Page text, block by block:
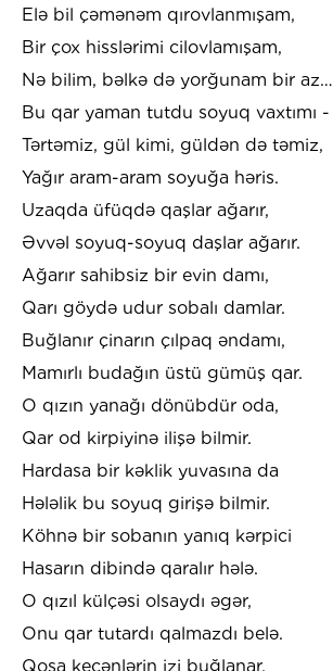
Elə bil çəmənəm qırovlanmışam,
Bir çox hisslərimi cilovlamışam,
Nə bilim, bəlkə də yorğunam bir az…
Bu qar yaman tutdu soyuq vaxtımı -
Tərtəmiz, gül kimi, güldən də təmiz,
Yağır aram-aram soyuğa həris.
Uzaqda üfüqdə qaşlar ağarır,
Əvvəl soyuq-soyuq daşlar ağarır.
Ağarır sahibsiz bir evin damı,
Qarı göydə udur sobalı damlar.
Buğlanır çinarın çılpaq əndamı,
Mamırlı budağın üstü gümüş qar.
O qızın yanağı dönübdür oda,
Qar od kirpiyinə ilişə bilmir.
Hardasa bir kəklik yuvasına da
Hələlik bu soyuq girişə bilmir.
Köhnə bir sobanın yanıq kərpici
Hasarın dibində qaralır hələ.
O qızıl külçəsi olsaydı əgər,
Onu qar tutardı qalmazdı belə.
Qoşa keçənlərin izi buğlanar,